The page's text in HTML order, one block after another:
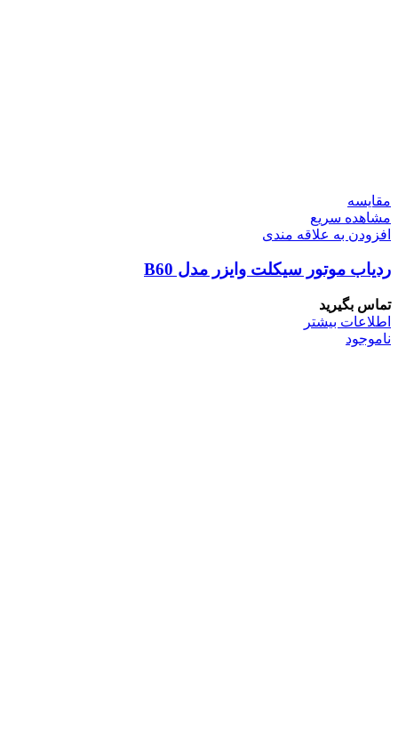
مقایسه
مشاهده سریع
افزودن به علاقه مندی
ردیاب موتور سیکلت وایزر مدل B60
تماس بگیرید
اطلاعات بیشتر
ناموجود